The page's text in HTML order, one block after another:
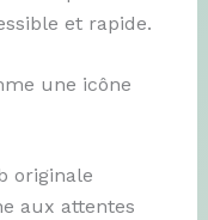
et rapide.
une icône
originale
aux attentes